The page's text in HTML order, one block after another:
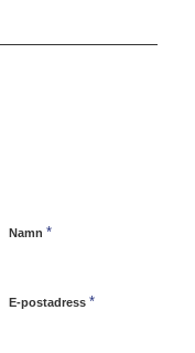
Namn *
E-postadress *